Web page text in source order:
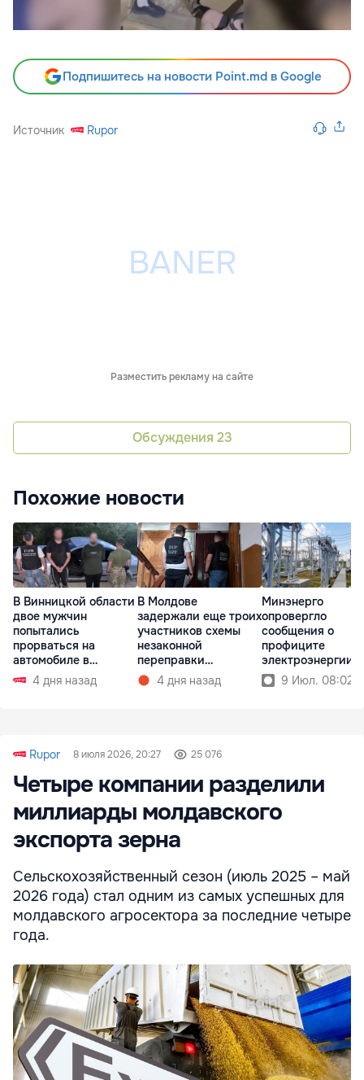
Подпишитесь на новости Point.md в Google
Источник Rupor
Разместить рекламу на сайте
Обсуждения 23
Похожие новости
В Винницкой области
двое мужчин
попытались
прорваться на
автомобиле в
Молдову
4 дня назад
В Молдове
задержали еще троих
участников схемы
незаконной
переправки
украинцев в ЕС
4 дня назад
Минэнерго
опровергло
сообщения о
профиците
электроэнергии в
Молдове
9 Июл. 08:02
Rupor 8 июля 2026, 20:27 25 076
Четыре компании разделили
миллиарды молдавского
экспорта зерна
Сельскохозяйственный сезон (июль 2025 – май
2026 года) стал одним из самых успешных для
молдавского агросектора за последние четыре
года.